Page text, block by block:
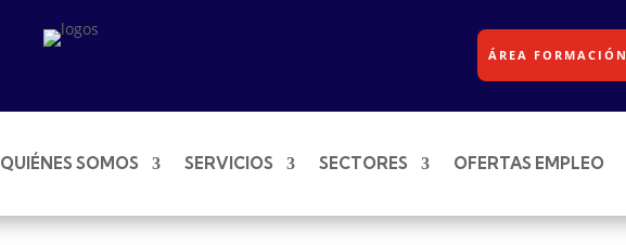
ÁREA FORMACIÓN
QUIÉNES SOMOS SERVICIOS SECTORES OFERTAS EMPLEO